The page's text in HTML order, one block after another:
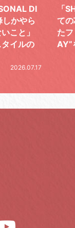
ンドとし
ぎ切っ
D
気
レ